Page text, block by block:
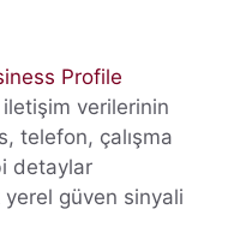
Profile
verilerinin
telefon, çalışma
detaylar
yerel güven sinyali